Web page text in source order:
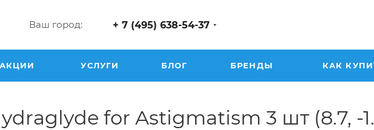
Ваш город: + 7 (495) 638-54-37
АКЦИИ УСЛУГИ БЛОГ БРЕНДЫ КАК
for Astigmatism 3 шт (8.7, -